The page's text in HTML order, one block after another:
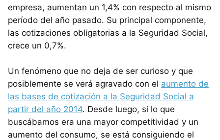
empresa, aumentan un 1,4% con respecto al mismo
período del año pasado. Su principal componente,
las cotizaciones obligatorias a la Seguridad Social,
crece un 0,7%.
Un fenómeno que no deja de ser curioso y que
posiblemente se verá agravado con el aumento de
las bases de cotización a la Seguridad Social a
partir del año 2014. Desde luego, si lo que
buscábamos era una mayor competitividad y un
aumento del consumo, se está consiguiendo el